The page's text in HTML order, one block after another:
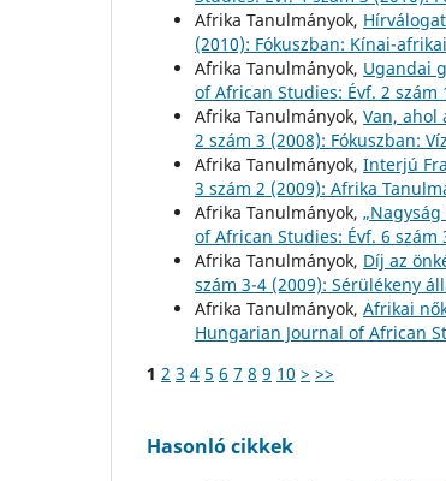
Afrika Tanulmányok,
(2010): Fókuszban: Kínai-
Afrika Tanulmányok, Ugandai
of African Studies: Évf. 2 szám
Afrika Tanulmányok, Van, ahol
2 szám 3 (2008): Fókuszban:
Afrika Tanulmányok, Interjú
3 szám 2 (2009): Afrika
Afrika Tanulmányok,
of African Studies: Évf. 6
Afrika Tanulmányok, Díj az
szám 3-4 (2009): Sérülékeny
Afrika Tanulmányok, Afrikai
Hungarian Journal of African
1 2 3 4 5 6 7 8 9 10 > >>
Hasonló cikkek